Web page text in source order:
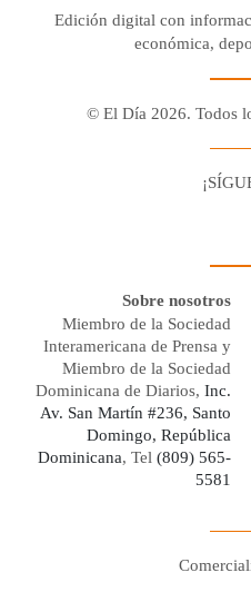
Edición digital con
económica,
© El Día 2026. Todos
Sobre nosotros
Miembro de la Sociedad
Interamericana de Prensa y
Miembro de la Sociedad
Dominicana de Diarios, Inc.
Av. San Martín #236, Santo
Domingo, República
Dominicana, Tel (809) 565-
5581